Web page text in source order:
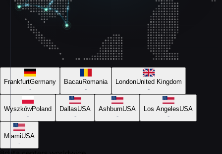
FrankfurtGermany
-
BacauRomania
-
LondonUnited Kingdom
-
WyszkówPoland
-
DallasUSA
-
AshburnUSA
-
Los AngelesUSA
-
MiamiUSA
-